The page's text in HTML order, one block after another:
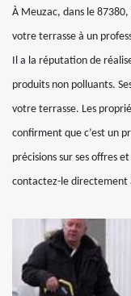
À Meuzac, dans le
votre terrasse à un
Il a la réputation de
produits non polluants.
votre terrasse. Les
confirment que c’est un
précisions sur ses offres
contactez-le directement